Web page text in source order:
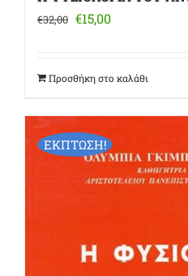
€32,00 Original
€32,00.
€15,00Η
είναι:
Προσθήκη στο καλάθι
ΕΚΠΤΩΣΗ!